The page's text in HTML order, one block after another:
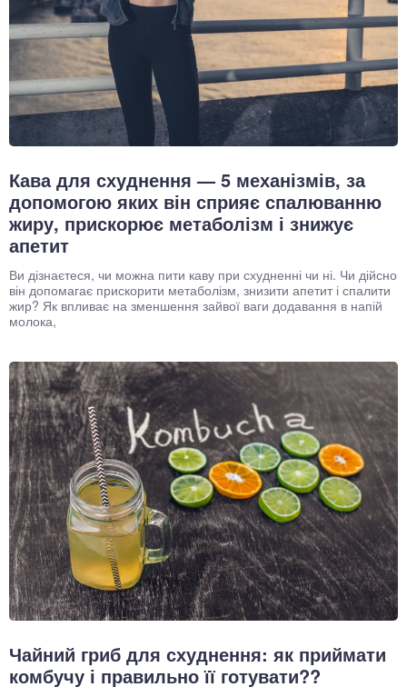
Кава для схуднення — 5 механізмів, за
допомогою яких він сприяє спалюванню
жиру, прискорює метаболізм і знижує
апетит
Ви дізнаєтеся, чи можна пити каву при схудненні чи ні. Чи дійсно
він допомагає прискорити метаболізм, знизити апетит і спалити
жир? Як впливає на зменшення зайвої ваги додавання в напій
молока,
Чайний гриб для схуднення: як приймати
комбучу і правильно її готувати??